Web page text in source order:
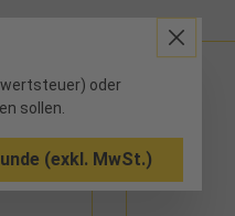
oder
sollen.
(exkl. MwSt.)